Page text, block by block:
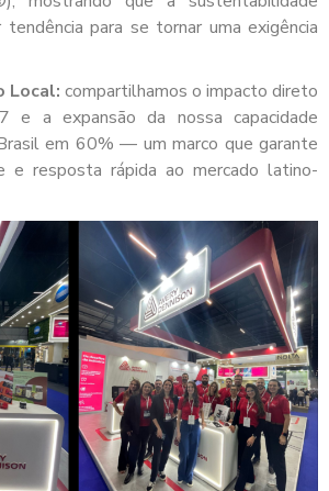
para se tornar uma exigência
Local: compartilhamos o impacto direto
e a expansão da nossa capacidade
em 60% — um marco que garante
e resposta rápida ao mercado latino-